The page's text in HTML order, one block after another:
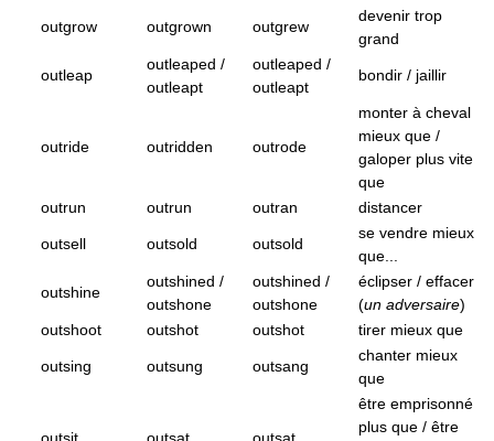
outgrow outgrown outgrew
devenir trop
grand
outleap
outleaped /
outleapt
outleaped /
outleapt
bondir / jaillir
outride outridden outrode
monter à cheval
mieux que /
galoper plus vite
que
outrun
outrun outran distancer
outsell outsold outsold
se vendre mieux
que...
outshine
outshined /
outshone
outshined /
outshone
éclipser / effacer
(un adversaire)
outshoot
outshot outshot tirer mieux que
outsing outsung outsang
chanter mieux
que
être emprisonné
plus que / être